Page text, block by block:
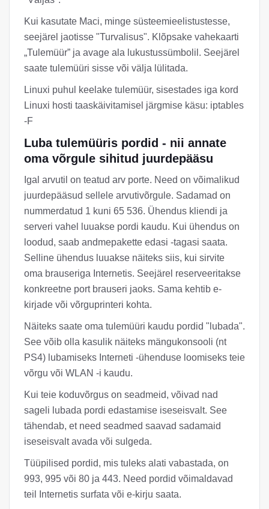
Kui kasutate Maci, minge süsteemieelistustesse,
seejärel jaotisse "Turvalisus". Klõpsake vahekaarti
„Tulemüür” ja avage ala lukustussümbolil. Seejärel
saate tulemüüri sisse või välja lülitada.
Linuxi puhul keelake tulemüür, sisestades iga kord
Linuxi hosti taaskäivitamisel järgmise käsu: iptables
-F
Luba tulemüüris pordid - nii annate
oma võrgule sihitud juurdepääsu
Igal arvutil on teatud arv porte. Need on võimalikud
juurdepääsud sellele arvutivõrgule. Sadamad on
nummerdatud 1 kuni 65 536. Ühendus kliendi ja
serveri vahel luuakse pordi kaudu. Kui ühendus on
loodud, saab andmepakette edasi -tagasi saata.
Selline ühendus luuakse näiteks siis, kui sirvite
oma brauseriga Internetis. Seejärel reserveeritakse
konkreetne port brauseri jaoks. Sama kehtib e-
kirjade või võrguprinteri kohta.
Näiteks saate oma tulemüüri kaudu pordid "lubada".
See võib olla kasulik näiteks mängukonsooli (nt
PS4) lubamiseks Interneti -ühenduse loomiseks teie
võrgu või WLAN -i kaudu.
Kui teie koduvõrgus on seadmeid, võivad nad
sageli lubada pordi edastamise iseseisvalt. See
tähendab, et need seadmed saavad sadamaid
iseseisvalt avada või sulgeda.
Tüüpilised pordid, mis tuleks alati vabastada, on
993, 995 või 80 ja 443. Need pordid võimaldavad
teil Internetis surfata või e-kirju saata.